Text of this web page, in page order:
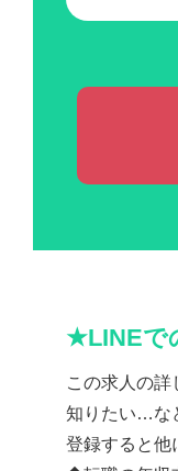
★LINEで
この求人の
知りたい…な
登録すると